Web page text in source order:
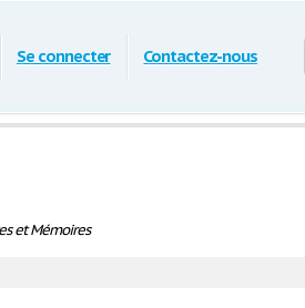
Se connecter Contactez-nous
et Mémoires